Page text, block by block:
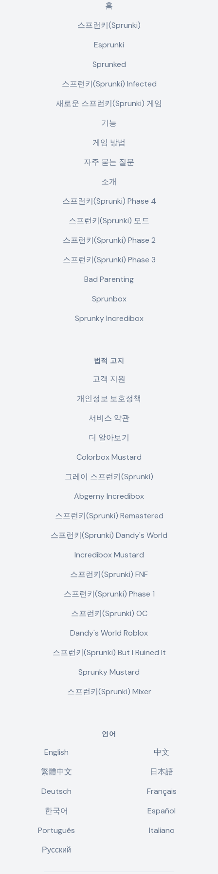
홈
스프런키(Sprunki)
Esprunki
Sprunked
스프런키(Sprunki) Infected
새로운 스프런키(Sprunki) 게임
기능
게임 방법
자주 묻는 질문
소개
스프런키(Sprunki) Phase 4
스프런키(Sprunki) 모드
스프런키(Sprunki) Phase 2
스프런키(Sprunki) Phase 3
Bad Parenting
Sprunbox
Sprunky Incredibox
법적 고지
고객 지원
개인정보 보호정책
서비스 약관
더 알아보기
Colorbox Mustard
그레이 스프런키(Sprunki)
Abgerny Incredibox
스프런키(Sprunki) Remastered
스프런키(Sprunki) Dandy's World
Incredibox Mustard
스프런키(Sprunki) FNF
스프런키(Sprunki) Phase 1
스프런키(Sprunki) OC
Dandy's World Roblox
스프런키(Sprunki) But I Ruined It
Sprunky Mustard
스프런키(Sprunki) Mixer
언어
English
中文
繁體中文
日本語
Deutsch
Français
한국어
Español
Português
Italiano
Русский